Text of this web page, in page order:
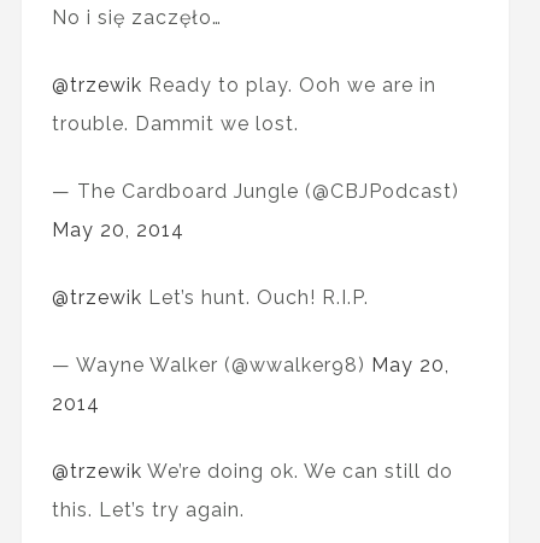
No i się zaczęło…
@trzewik Ready to play. Ooh we are in
trouble. Dammit we lost.
— The Cardboard Jungle (@CBJPodcast)
May 20, 2014
@trzewik Let’s hunt. Ouch! R.I.P.
— Wayne Walker (@wwalker98) May 20,
2014
@trzewik We’re doing ok. We can still do
this. Let’s try again.